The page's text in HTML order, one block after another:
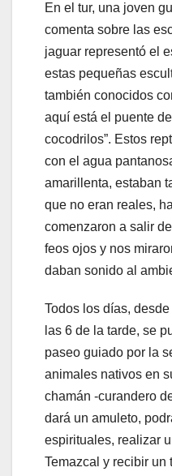
En el tur, una joven
comenta sobre las
jaguar representó el
estas pequeñas
también conocidos
aquí está el puente
cocodrilos”. Estos
con el agua
amarillenta, estaban
que no eran reales,
comenzaron a salir
feos ojos y nos
daban sonido al
Todos los días,
las 6 de la tarde, se
paseo guiado por la
animales nativos en
chamán -curandero
dará un amuleto,
espirituales, realizar
Temazcal y recibir un